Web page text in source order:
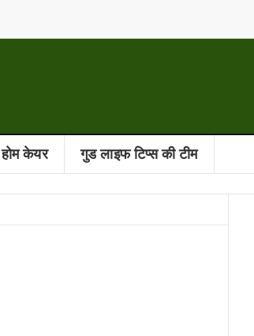
होम केयर गुड लाइफ टिप्स की टीम